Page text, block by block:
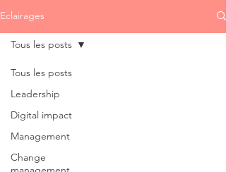
Eclairages
Tous les posts
Leadership
Digital impact
Management
Change
Tous les posts